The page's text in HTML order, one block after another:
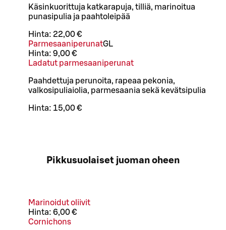
Käsinkuorittuja katkarapuja, tilliä, marinoitua
punasipulia ja paahtoleipää
Hinta: 22,00 €
ParmesaaniperunatGL
Hinta: 9,00 €
Ladatut parmesaaniperunat
Paahdettuja perunoita, rapeaa pekonia,
valkosipuliaiolia, parmesaania sekä kevätsipulia
Hinta: 15,00 €
Pikkusuolaiset juoman oheen
Marinoidut oliivit
Hinta: 6,00 €
Cornichons